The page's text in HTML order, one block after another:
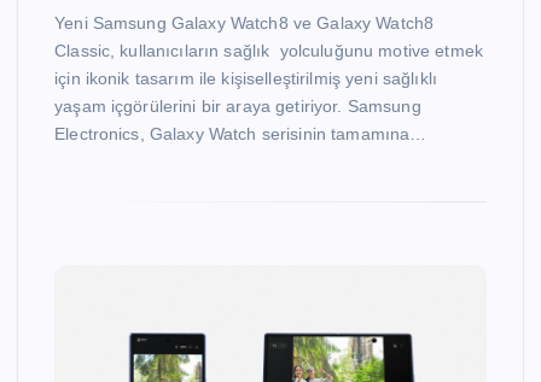
Yeni Samsung Galaxy Watch8 ve Galaxy Watch8
Classic, kullanıcıların sağlık yolculuğunu motive etmek
için ikonik tasarım ile kişiselleştirilmiş yeni sağlıklı
yaşam içgörülerini bir araya getiriyor. Samsung
Electronics, Galaxy Watch serisinin tamamına…